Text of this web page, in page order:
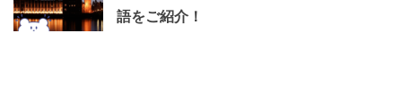
語をご紹介！